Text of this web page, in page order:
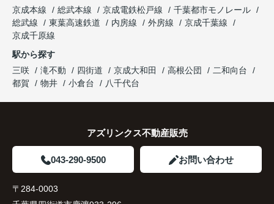
京成本線
総武本線 京成電鉄松戸線
千葉都市モノレール
総武線
東葉高速鉄道 内房線 外房線
京成千葉線
京成千原線
駅から探す
三咲
滝不動 四街道 京成大和田 高根公団
二和向台
都賀
物井 小倉台 八千代台
アズリンクス不動産販売
043-290-9500 お問い合わせ
〒284-0003